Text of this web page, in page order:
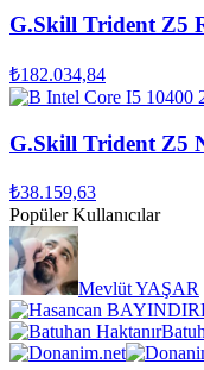
G.Skill Trident Z5
₺182.034,84
G.Skill Trident Z5
₺38.159,63
Popüler Kullanıcılar
Mevlüt YAŞAR